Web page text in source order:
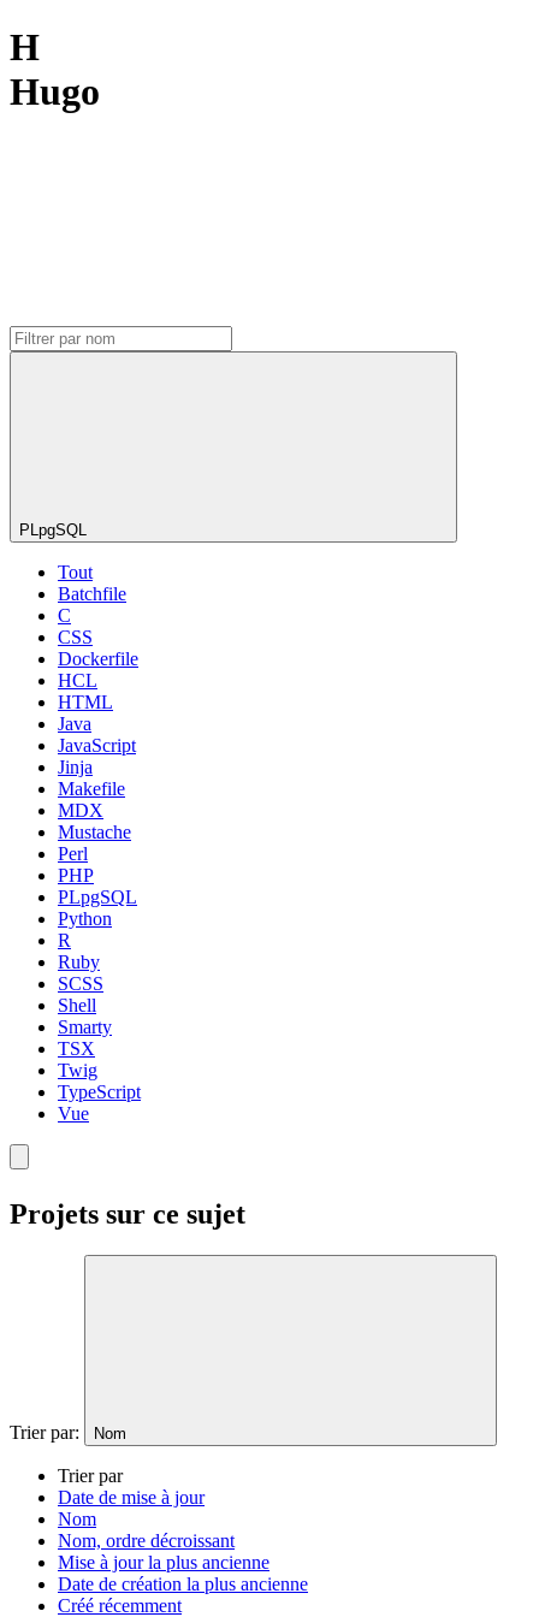
H
Hugo
PLpgSQL
Tout
Batchfile
C
CSS
Dockerfile
HCL
HTML
Java
JavaScript
Jinja
Makefile
MDX
Mustache
Perl
PHP
PLpgSQL
Python
R
Ruby
SCSS
Shell
Smarty
TSX
Twig
TypeScript
Vue
Projets sur ce sujet
Trier par: Nom
Trier par
Date de mise à jour
Nom
Nom, ordre décroissant
Mise à jour la plus ancienne
Date de création la plus ancienne
Créé récemment